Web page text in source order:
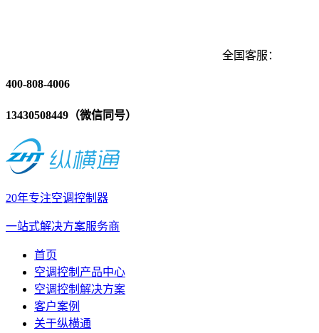
全国客服：
400-808-4006
13430508449（微信同号）
20年专注空调控制器
一站式解决方案服务商
首页
空调控制产品中心
空调控制解决方案
客户案例
关于纵横通